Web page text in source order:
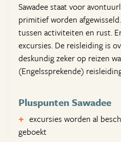
Sawadee staat voor
primitief worden
tussen activiteiten en rust.
excursies. De reisleiding is
deskundig zeker op reizen
(Engelssprekende)
Pluspunten Sawadee
excursies worden al
geboekt